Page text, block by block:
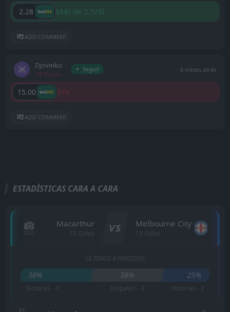
2.28 Más de 2,5/Sí
ADD COMMENT
Djovinko
-20 Puntos
Seguir 6 meses atrás
15.00 1/x
ADD COMMENT
ESTADÍSTICAS CARA A CARA
Macarthur
15 Goles VS Melbourne City
15 Goles
ÚLTIMOS 8 PARTIDOS
38% 38% 25%
Victorias - 3 Empates - 3 Victorias - 2